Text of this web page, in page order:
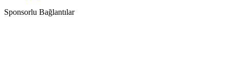
Sponsorlu Bağlantılar